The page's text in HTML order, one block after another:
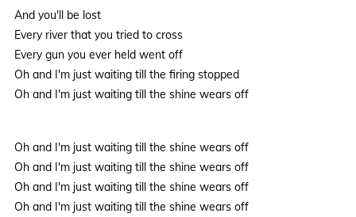
And you'll be lost
Every river that you tried to cross
Every gun you ever held went off
Oh and I'm just waiting till the firing stopped
Oh and I'm just waiting till the shine wears off
Oh and I'm just waiting till the shine wears off
Oh and I'm just waiting till the shine wears off
Oh and I'm just waiting till the shine wears off
Oh and I'm just waiting till the shine wears off